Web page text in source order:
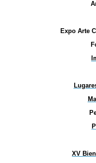
Expo Arte
XV